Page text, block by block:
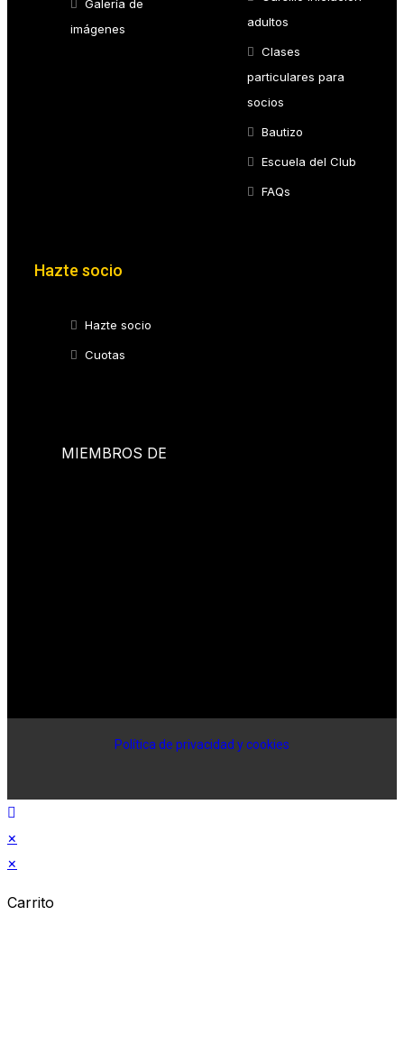
Galería de
imágenes
adultos
Clases
particulares para
socios
Bautizo
Escuela del Club
FAQs
Hazte socio
Hazte socio
Cuotas
MIEMBROS DE
Política de privacidad y cookies
×
×
Carrito